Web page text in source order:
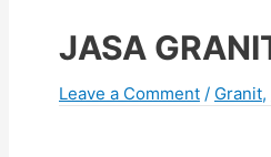
JASA
Leave a Comment / Granit,